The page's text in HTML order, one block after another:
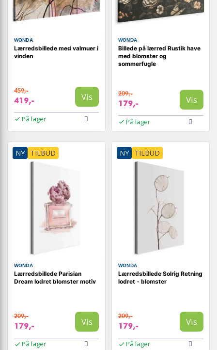
WONDA
Lærredsbillede med valmuer i
vinden
459,-
419,- Vis
På lager
WONDA
Billede på lærred Rustik have
med blomster og
sommerfugle
209,-
179,- Vis
På lager
NY TILBUD
WONDA
Lærredsbillede Parisian
Dream lodret blomster motiv
209,-
179,- Vis
På lager
NY TILBUD
WONDA
Lærredsbillede Solrig Retning
lodret - blomster
209,-
179,- Vis
På lager